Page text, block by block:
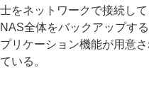
士をネットワークで接続して
NAS全体をバックアップす
プリケーション機能が用意
ている。